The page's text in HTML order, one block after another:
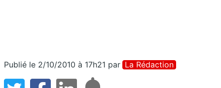
Publié le 2/10/2010 à 17h21 par La Rédaction